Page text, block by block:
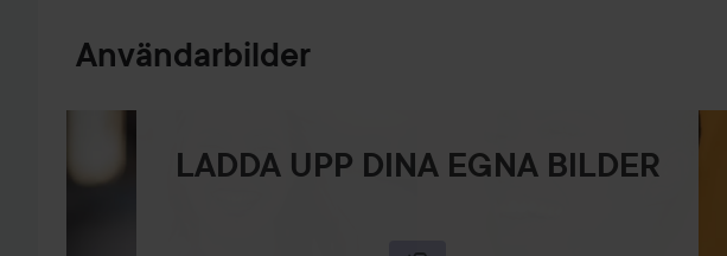
Användarbilder
LADDA UPP DINA EGNA BILDER